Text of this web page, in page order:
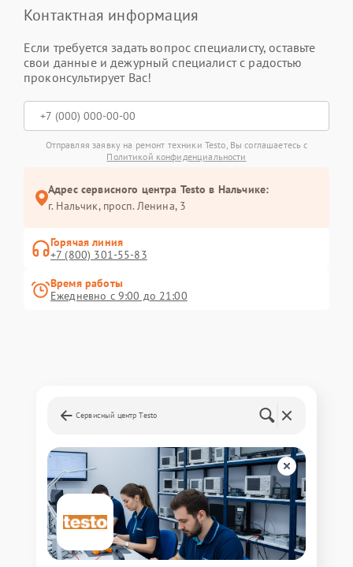
Контактная информация
Если требуется задать вопрос специалисту, оставьте
свои данные и дежурный специалист с радостью
проконсультирует Вас!
Отправляя заявку на ремонт техники Testo, Вы соглашаетесь с
Политикой конфиденциальности
Адрес сервисного центра Testo в Нальчике:
г. Нальчик, просп. Ленина, 3
Горячая линия
+7 (800) 301-55-83
Время работы
Ежедневно с 9:00 до 21:00
Сервисный центр Testo